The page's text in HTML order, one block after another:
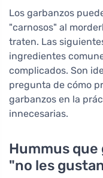
Los garbanzos
"carnosos" al
traten. Las
ingredientes
complicados. Son
pregunta de cómo
garbanzos en la
innecesarias.
Hummus
"no les